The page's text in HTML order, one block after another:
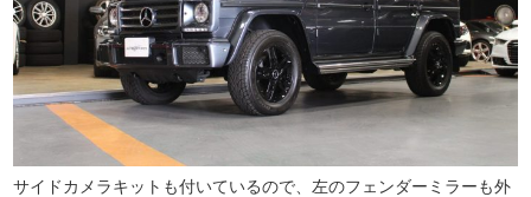
サイドカメラキットも付いているので、左のフェンダーミラーも外